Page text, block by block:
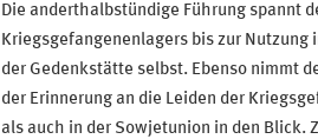
Die anderthalbstündige Führung spannt
Kriegsgefangenenlagers bis zur
der Gedenkstätte selbst. Ebenso nimmt
der Erinnerung an die Leiden der
als auch in der Sowjetunion in den Blick.